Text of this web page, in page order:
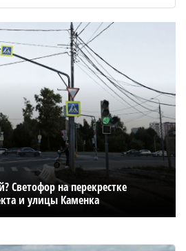
Светофор на перекрестке
и улицы Каменка